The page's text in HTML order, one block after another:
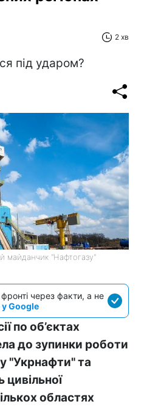
2 хв
під ударом?
майданчик "Нафтогазу"
через факти, а не
у Google
по об’єктах
до зупинки роботи
"Укрнафти" та
цивільної
областях